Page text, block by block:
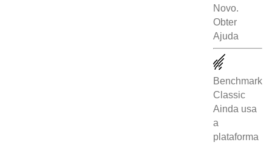
Novo.
Obter
Ajuda
Benchmark
Classic
Ainda usa
a
plataforma